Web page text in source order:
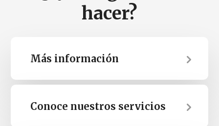
hacer?
Más información
Conoce nuestros servicios